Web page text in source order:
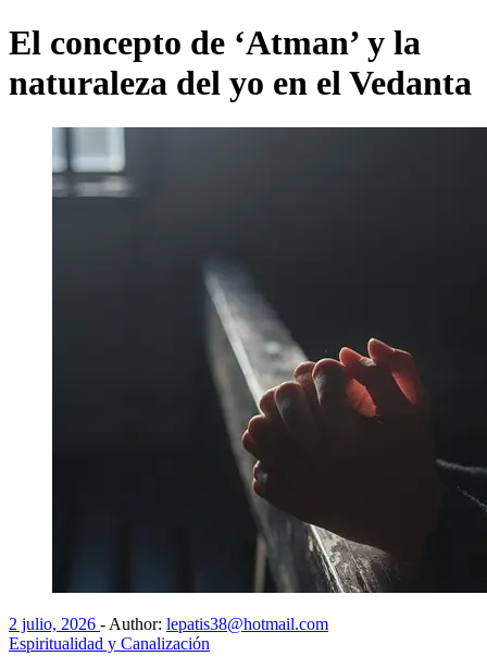
El concepto de ‘Atman’ y la
naturaleza del yo en el Vedanta
2 julio, 2026 - Author: lepatis38@hotmail.com
Espiritualidad y Canalización